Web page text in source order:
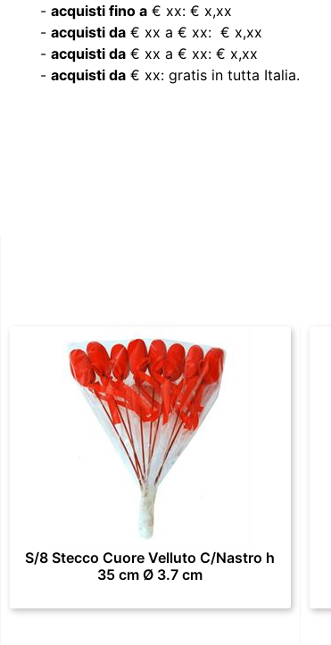
- acquisti fino a € xx: € x,xx
- acquisti da € xx a € xx: € x,xx
- acquisti da € xx a € xx: € x,xx
- acquisti da € xx: gratis in tutta Italia.
S/8 Stecco Cuore Velluto C/Nastro h
35 cm Ø 3.7 cm